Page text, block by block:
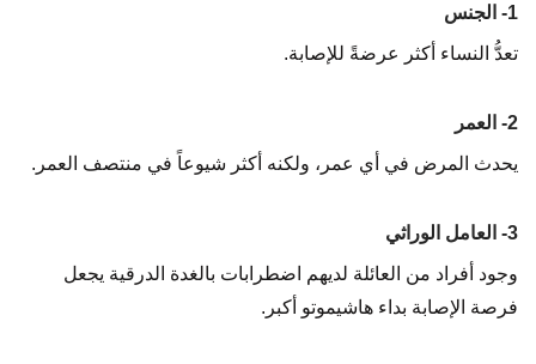
1- الجنس
تعدُّ النساء أكثر عرضةً للإصابة.
2- العمر
يحدث المرض في أي عمر، ولكنه أكثر شيوعاً في منتصف العمر.
3- العامل الوراثي
وجود أفراد من العائلة لديهم اضطرابات بالغدة الدرقية يجعل
فرصة الإصابة بداء هاشيموتو أكبر.